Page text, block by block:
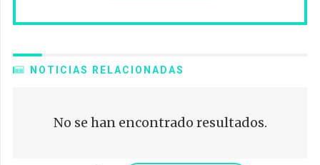
NOTICIAS RELACIONADAS
No se han encontrado resultados.